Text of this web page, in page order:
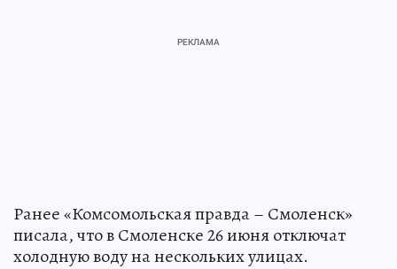
Ранее «Комсомольская правда – Смоленск»
писала, что в Смоленске 26 июня отключат
холодную воду на нескольких улицах.